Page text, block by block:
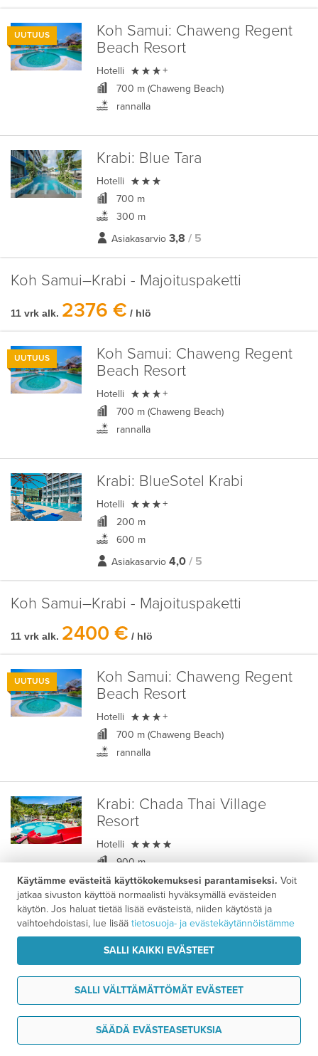
Tarvitsen tukea
UUTUUS Koh Samui: Chaweng Regent
Beach Resort
Hotelli  +
700 m (Chaweng Beach)
rannalla
Krabi: Blue Tara
Hotelli 
700 m
300 m
Asiakasarvio 3,8 / 5
Koh Samui–Krabi - Majoituspaketti
11 vrk alk. 2376 € / hlö
UUTUUS Koh Samui: Chaweng Regent
Beach Resort
Hotelli  +
700 m (Chaweng Beach)
rannalla
Krabi: BlueSotel Krabi
Hotelli  +
200 m
600 m
Asiakasarvio 4,0 / 5
Koh Samui–Krabi - Majoituspaketti
11 vrk alk. 2400 € / hlö
UUTUUS Koh Samui: Chaweng Regent
Beach Resort
Hotelli  +
700 m (Chaweng Beach)
rannalla
Krabi: Chada Thai Village
Resort
Hotelli 
900 m
900 m
Asiakasarvio 3,6/ 5
Koh Samui–Krabi - Majoituspaketti
11 vrk alk. 2359 €/ hlö
UUTUUS Koh Samui:Chaweng Regent
Beach Resort
Käytämme evästeitä käyttökokemuksesi parantamiseksi. Voit
jatkaa sivuston käyttöä normaalisti hyväksymällä evästeiden
käytön. Jos haluat tietää lisää evästeistä, niiden käytöstä ja
vaihtoehdoistasi, lue lisää tietosuoja- ja evästekäytännöistämme
SALLI KAIKKI EVÄSTEET
SALLI VÄLTTÄMÄTTÖMÄT EVÄSTEET
SÄÄDÄ EVÄSTEASETUKSIA